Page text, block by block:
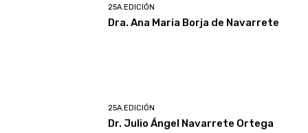
25A.EDICIÓN
Dra. Ana Maria Borja de Navarrete
25A.EDICIÓN
Dr. Julio Ángel Navarrete Ortega